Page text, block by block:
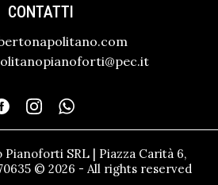
CONTATTI
SRL | Piazza Carità 6,
© 2026 - All rights reserved